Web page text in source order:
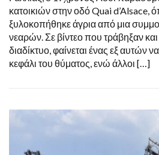
κατοικιών στην οδό Quai d’Alsace,
ξυλοκοπήθηκε άγρια από μια
νεαρών. Σε βίντεο που τράβηξαν
διαδίκτυο, φαίνεται ένας εξ αυτών
κεφάλι του θύματος, ενώ άλλοι […]